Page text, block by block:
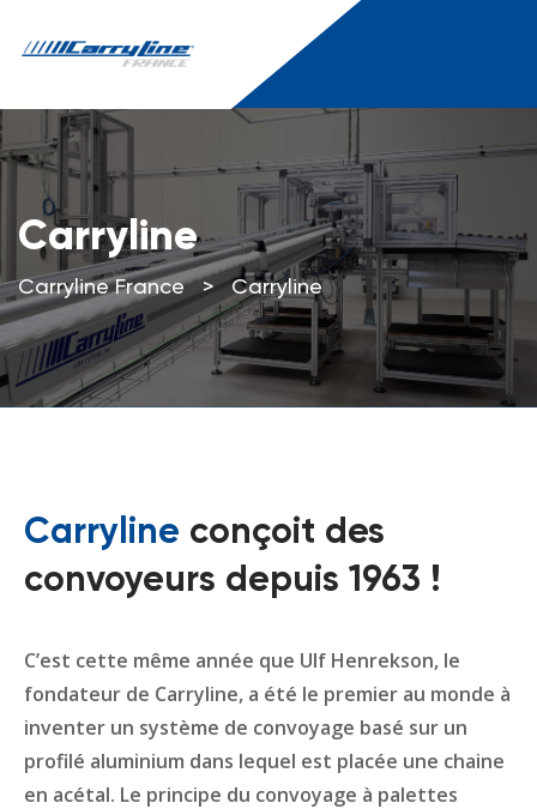
Carryline
Carryline France > Carryline
Carryline conçoit des
convoyeurs depuis 1963 !
C’est cette même année que Ulf Henrekson, le
fondateur de Carryline, a été le premier au monde à
inventer un système de convoyage basé sur un
profilé aluminium dans lequel est placée une chaine
en acétal. Le principe du convoyage à palettes